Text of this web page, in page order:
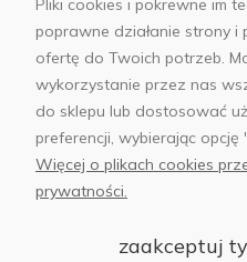
Kabel AWEI CL-219T
White
9,99 zł
Pliki cookies i pokrewne im
poprawne działanie strony
ofertę do Twoich potrzeb.
wykorzystanie przez nas
do sklepu lub dostosować
preferencji, wybierając
Więcej o plikach cookies
prywatności.
zaakceptuj